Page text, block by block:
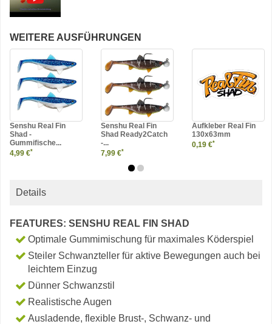
WEITERE AUSFÜHRUNGEN
Senshu Real Fin
Shad -
Gummifische...
4,99 €*
Senshu Real Fin
Shad Ready2Catch
-...
7,99 €*
Aufkleber Real Fin
130x63mm
0,19 €*
Details
FEATURES: SENSHU REAL FIN SHAD
Optimale Gummimischung für maximales Köderspiel
Steiler Schwanzteller für aktive Bewegungen auch bei
leichtem Einzug
Dünner Schwanzstil
Realistische Augen
Ausladende, flexible Brust-, Schwanz- und